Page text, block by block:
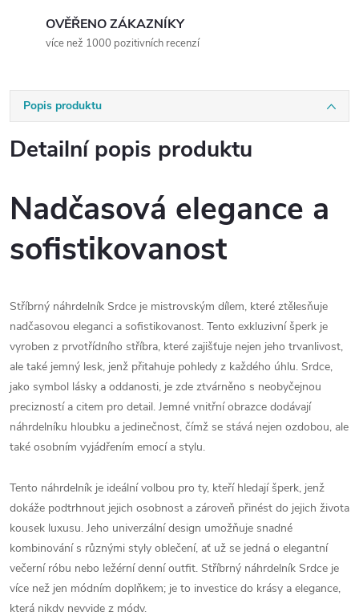
OVĚŘENO ZÁKAZNÍKY
více než 1000 pozitivních recenzí
Popis produktu
Detailní popis produktu
Nadčasová elegance a
sofistikovanost
Stříbrný náhrdelník Srdce je mistrovským dílem, které ztělesňuje
nadčasovou eleganci a sofistikovanost. Tento exkluzivní šperk je
vyroben z prvotřídního stříbra, které zajišťuje nejen jeho trvanlivost,
ale také jemný lesk, jenž přitahuje pohledy z každého úhlu. Srdce,
jako symbol lásky a oddanosti, je zde ztvárněno s neobyčejnou
precizností a citem pro detail. Jemné vnitřní obrazce dodávají
náhrdelníku hloubku a jedinečnost, čímž se stává nejen ozdobou, ale
také osobním vyjádřením emocí a stylu.
Tento náhrdelník je ideální volbou pro ty, kteří hledají šperk, jenž
dokáže podtrhnout jejich osobnost a zároveň přinést do jejich života
kousek luxusu. Jeho univerzální design umožňuje snadné
kombinování s různými styly oblečení, ať už se jedná o elegantní
večerní róbu nebo ležérní denní outfit. Stříbrný náhrdelník Srdce je
více než jen módním doplňkem; je to investice do krásy a elegance,
která nikdy nevyjde z módy.